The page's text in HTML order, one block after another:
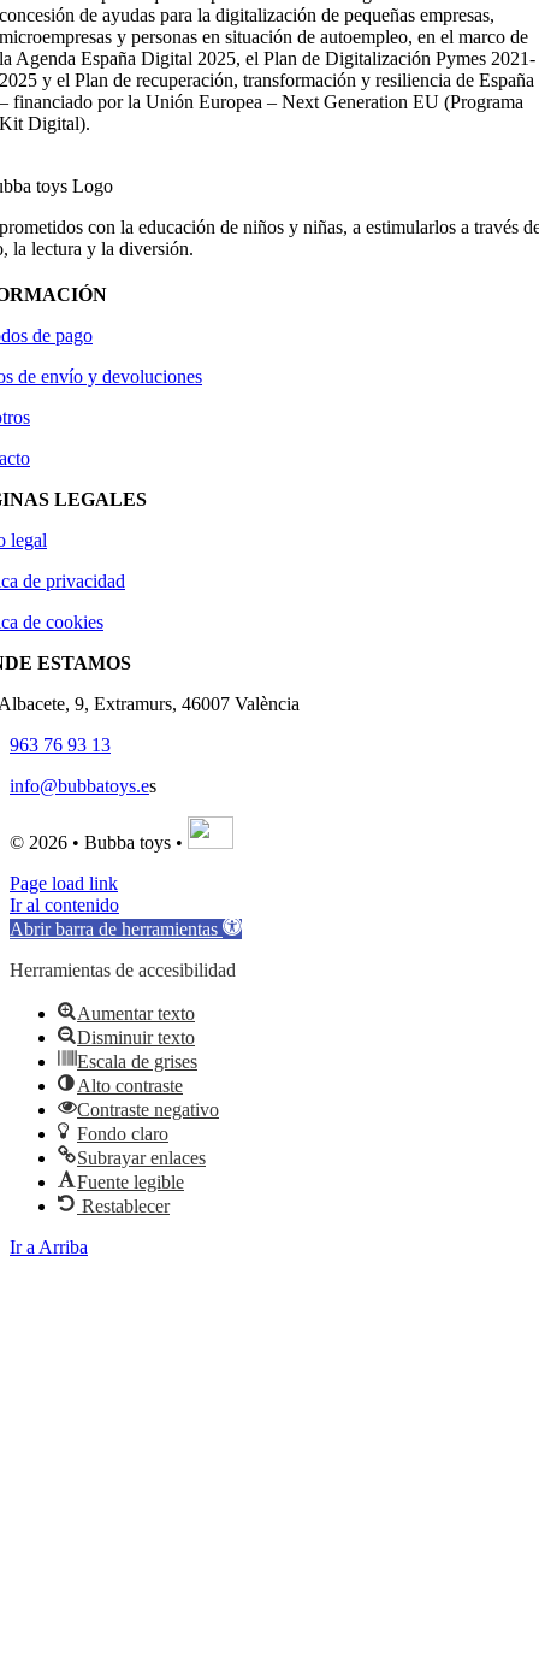
concesión de ayudas para la digitalización de pequeñas empresas,
microempresas y personas en situación de autoempleo, en el marco de
la Agenda España Digital 2025, el Plan de Digitalización Pymes 2021-
2025 y el Plan de recuperación, transformación y resiliencia de España
– financiado por la Unión Europea – Next Generation EU (Programa
Kit Digital).
con la educación de niños y niñas, a estimularlos a través
la lectura y la diversión.
de pago
de envío y devoluciones
LEGALES
legal
de privacidad
de cookies
ESTAMOS
9, Extramurs, 46007 València
963 76 93 13
info@bubbatoys.es
© 2026 • Bubba toys •
Page load link
Ir al contenido
Abrir barra de herramientas
Herramientas de accesibilidad
Aumentar texto
Disminuir texto
Escala de grises
Alto contraste
Contraste negativo
Fondo claro
Subrayar enlaces
Fuente legible
Restablecer
Ir a Arriba